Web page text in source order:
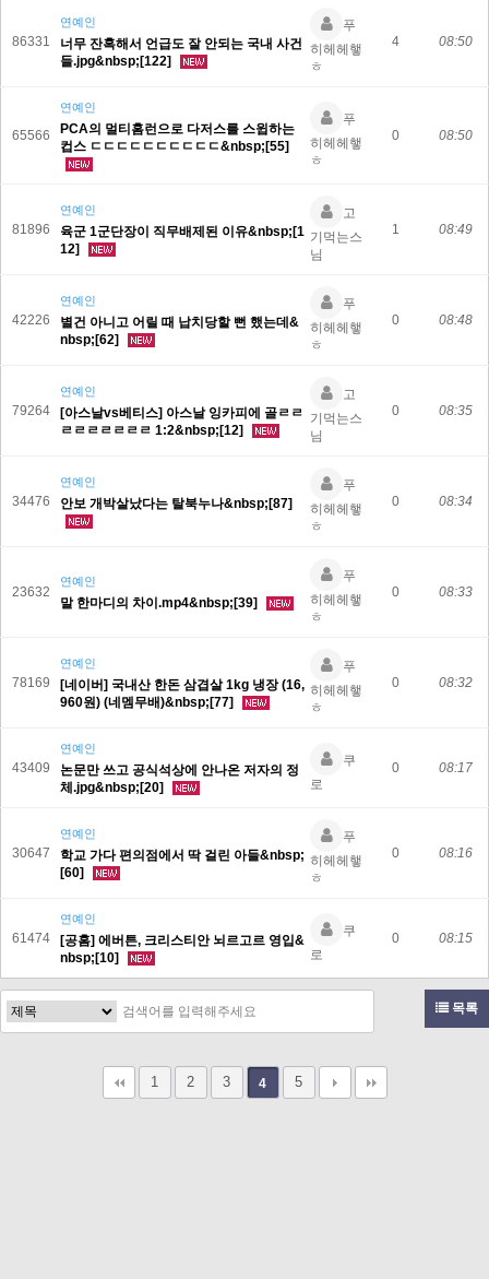
86331
연예인
너무 잔혹해서 언급도 잘 안되는 국내 사건
들.jpg&nbsp;[122]
푸
히헤헤햏
ㅎ
4 08:50
65566
연예인
PCA의 멀티홈런으로 다저스를 스윕하는
컵스 ㄷㄷㄷㄷㄷㄷㄷㄷㄷㄷ&nbsp;[55]
푸
히헤헤햏
ㅎ
0 08:50
81896
연예인
육군 1군단장이 직무배제된 이유&nbsp;[1
12]
고
기먹는스
님
1 08:49
42226
연예인
별건 아니고 어릴 때 납치당할 뻔 했는데&
nbsp;[62]
푸
히헤헤햏
ㅎ
0 08:48
79264
연예인
[아스날vs베티스] 아스날 잉카피에 골ㄹㄹ
ㄹㄹㄹㄹㄹㄹㄹ 1:2&nbsp;[12]
고
기먹는스
님
0 08:35
34476
연예인
안보 개박살났다는 탈북누나&nbsp;[87]
푸
히헤헤햏
ㅎ
0 08:34
23632
연예인
말 한마디의 차이.mp4&nbsp;[39]
푸
히헤헤햏
ㅎ
0 08:33
78169
연예인
[네이버] 국내산 한돈 삼겹살 1kg 냉장 (16,
960원) (네멤무배)&nbsp;[77]
푸
히헤헤햏
ㅎ
0 08:32
43409
연예인
논문만 쓰고 공식석상에 안나온 저자의 정
체.jpg&nbsp;[20]
쿠
로
0 08:17
30647
연예인
학교 가다 편의점에서 딱 걸린 아들&nbsp;
[60]
푸
히헤헤햏
ㅎ
0 08:16
61474
연예인
[공홈] 에버튼, 크리스티안 뇌르고르 영입&
nbsp;[10]
쿠
로
0 08:15
목록
1 2 3 4 5